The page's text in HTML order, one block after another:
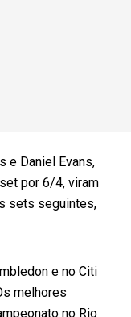
e Daniel Evans,
por 6/4, viram
sets seguintes,
e no Citi
melhores
no Rio